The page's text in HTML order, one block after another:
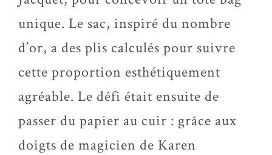
unique. Le sac, inspiré du nombre
d’or, a des plis calculés pour suivre
cette proportion esthétiquement
agréable. Le défi était ensuite de
passer du papier au cuir : grâce aux
doigts de magicien de Karen